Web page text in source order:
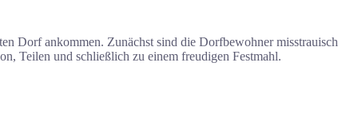
Dorf ankommen. Zunächst sind die Dorfbewohner misstrauisch
Teilen und schließlich zu einem freudigen Festmahl.